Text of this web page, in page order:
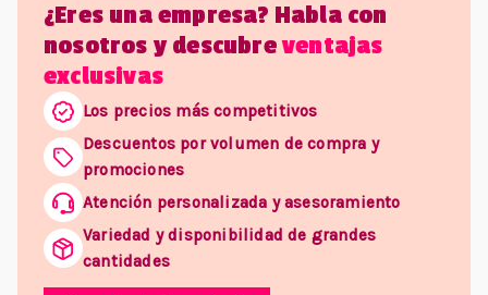
¿Eres una empresa? Habla con
nosotros y descubreventajas
exclusivas
Los precios más competitivos
Descuentos por volumen de compra y
promociones
Atención personalizada y asesoramiento
Variedad y disponibilidad de grandes
cantidades